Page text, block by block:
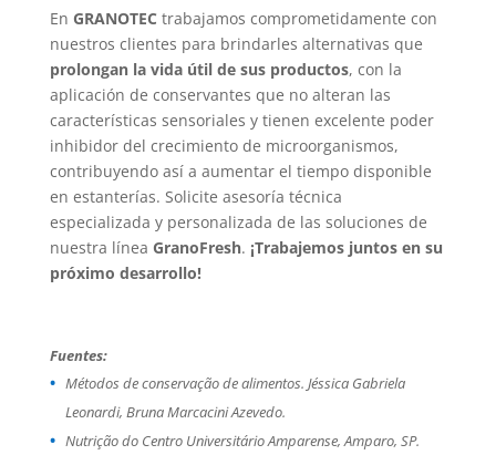
En GRANOTEC trabajamos comprometidamente con
nuestros clientes para brindarles alternativas que
prolongan la vida útil de sus productos, con la
aplicación de conservantes que no alteran las
características sensoriales y tienen excelente poder
inhibidor del crecimiento de microorganismos,
contribuyendo así a aumentar el tiempo disponible
en estanterías. Solicite asesoría técnica
especializada y personalizada de las soluciones de
nuestra línea GranoFresh. ¡Trabajemos juntos en su
próximo desarrollo!
Fuentes:
Métodos de conservação de alimentos. Jéssica Gabriela
Leonardi, Bruna Marcacini Azevedo.
Nutrição do Centro Universitário Amparense, Amparo, SP.